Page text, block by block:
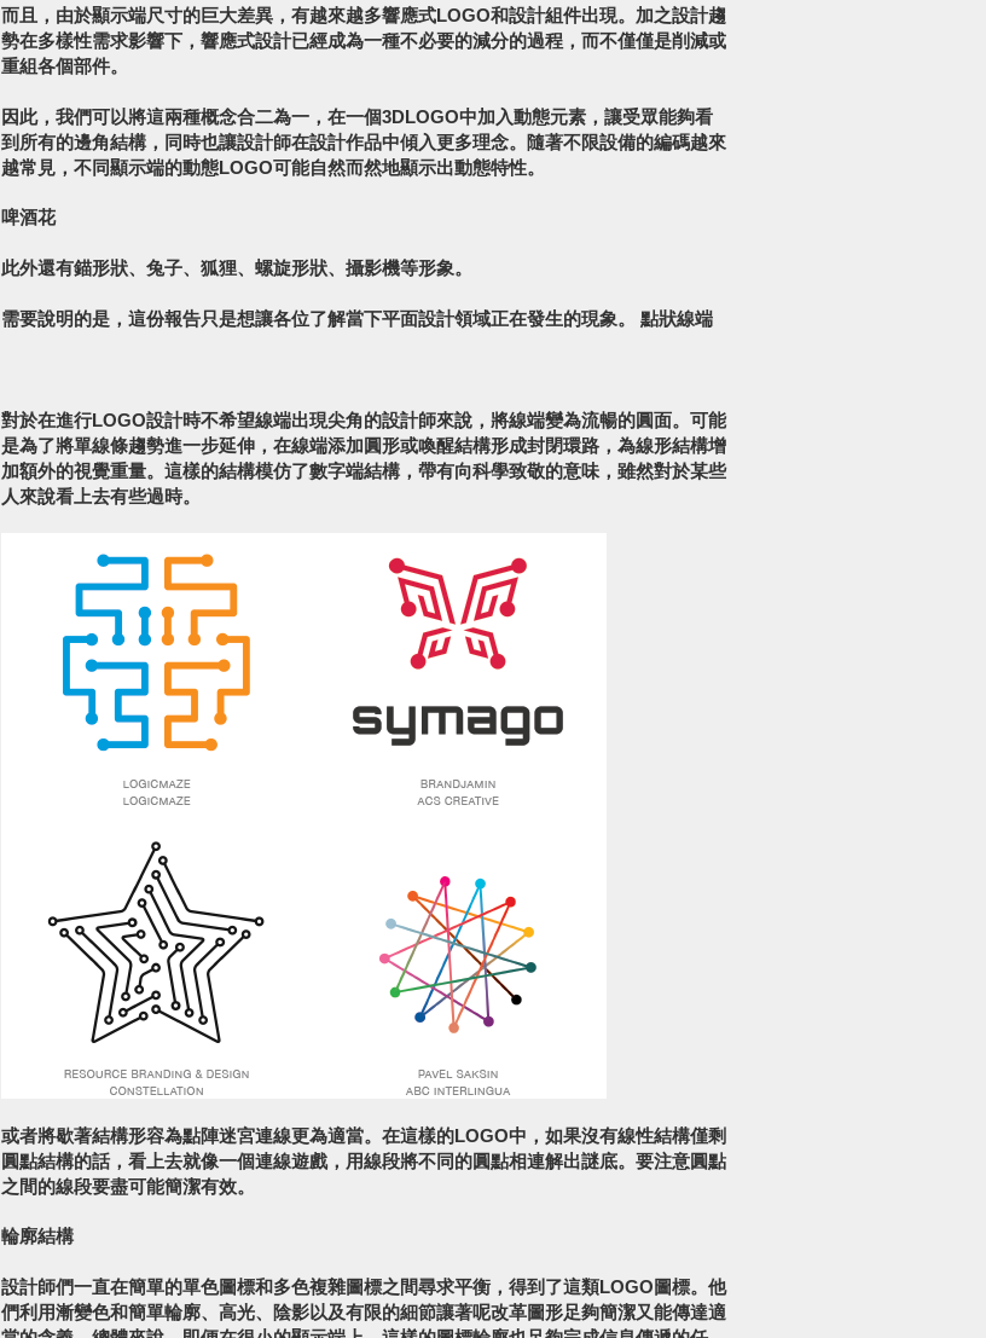
而且，由於顯示端尺寸的巨大差異，有越來越多響應式LOGO和設計組件出現。加之設計趨
勢在多樣性需求影響下，響應式設計已經成為一種不必要的減分的過程，而不僅僅是削減或
重組各個部件。
因此，我們可以將這兩種概念合二為一，在一個3DLOGO中加入動態元素，讓受眾能夠看
到所有的邊角結構，同時也讓設計師在設計作品中傾入更多理念。隨著不限設備的編碼越來
越常見，不同顯示端的動態LOGO可能自然而然地顯示出動態特性。
啤酒花
此外還有錨形狀、兔子、狐狸、螺旋形狀、攝影機等形象。
需要說明的是，這份報告只是想讓各位了解當下平面設計領域正在發生的現象。 點狀線端
對於在進行LOGO設計時不希望線端出現尖角的設計師來說，將線端變為流暢的圓面。可能
是為了將單線條趨勢進一步延伸，在線端添加圓形或喚醒結構形成封閉環路，為線形結構增
加額外的視覺重量。這樣的結構模仿了數字端結構，帶有向科學致敬的意味，雖然對於某些
人來說看上去有些過時。
或者將歇著結構形容為點陣迷宮連線更為適當。在這樣的LOGO中，如果沒有線性結構僅剩
圓點結構的話，看上去就像一個連線遊戲，用線段將不同的圓點相連解出謎底。要注意圓點
之間的線段要盡可能簡潔有效。
輪廓結構
設計師們一直在簡單的單色圖標和多色複雜圖標之間尋求平衡，得到了這類LOGO圖標。他
們利用漸變色和簡單輪廓、高光、陰影以及有限的細節讓著呢改革圖形足夠簡潔又能傳達適